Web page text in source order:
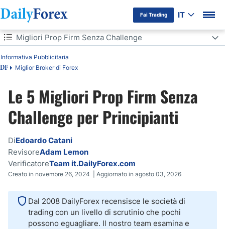
Fai Trading IT
Indice
DF Miglior Broker di Forex
Informativa Pubblicitaria
Migliori Prop Firm Senza Challenge
Quali sono le migliori prop firm senza challenge?
Cos'è una prop firm senza challenge?
Come funzionano le prop firm senza challenge e quali sono i criteri
per entrare a farne parte?
Perché le prop firm senza challenge offrono finanziamenti
istantanei?
Vantaggi e Svantaggi delle prop firm senza challenge
Come scegliere la migliore prop firm senza challenge
Le 5 Migliori Prop Firm Senza
Challenge per Principianti
DiEdoardo Catani
RevisoreAdam Lemon
VerificatoreTeam it.DailyForex.com
Creato in novembre 26, 2024 | Aggiornato in agosto 03, 2026
Dal 2008 DailyForex recensisce le società di
trading con un livello di scrutinio che pochi
possono eguagliare. Il nostro team esamina e